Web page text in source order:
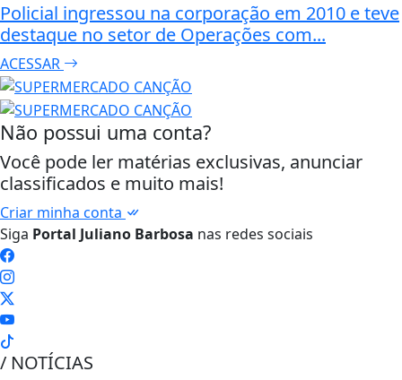
Policial ingressou na corporação em 2010 e teve
destaque no setor de Operações com...
ACESSAR
Não possui uma conta?
Você pode ler matérias exclusivas, anunciar
classificados e muito mais!
Criar minha conta
Siga Portal Juliano Barbosa nas redes sociais
/ NOTÍCIAS